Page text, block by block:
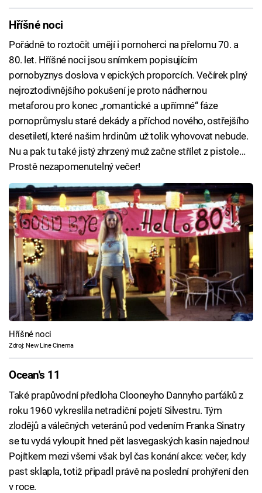
Hříšné noci
Pořádně to roztočit umějí i pornoherci na přelomu 70. a
80. let. Hříšné noci jsou snímkem popisujícím
pornobyznys doslova v epických proporcích. Večírek plný
nejroztodivnějšího pokušení je proto nádhernou
metaforou pro konec „romantické a upřímné“ fáze
pornoprůmyslu staré dekády a příchod nového, ostřejšího
desetiletí, které našim hrdinům už tolik vyhovovat nebude.
Nu a pak tu také jistý zhrzený muž začne střílet z pistole…
Prostě nezapomenutelný večer!
Hříšné noci
Zdroj: New Line Cinema
Ocean's 11
Také prapůvodní předloha Clooneyho Dannyho parťáků z
roku 1960 vykreslila netradiční pojetí Silvestru. Tým
zlodějů a válečných veteránů pod vedením Franka Sinatry
se tu vydá vyloupit hned pět lasvegaských kasin najednou!
Pojítkem mezi všemi však byl čas konání akce: večer, kdy
past sklapla, totiž připadl právě na poslední prohýření den
v roce.